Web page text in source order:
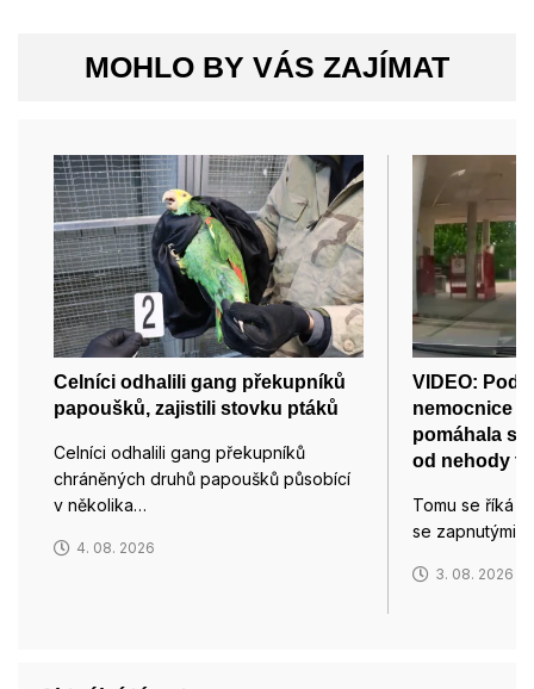
MOHLO BY VÁS ZAJÍMAT
Celníci odhalili gang překupníků
papoušků, zajistili stovku ptáků
Celníci odhalili gang překupníků
chráněných druhů papoušků působící
v několika…
4. 08. 2026
VIDEO: Pod
nemocnice v
pomáhala s
od nehody
Tomu se říká
se zapnutými
3. 08. 2026